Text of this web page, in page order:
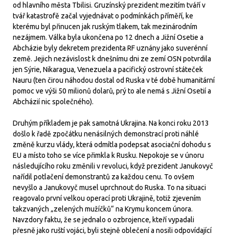
od hlavního města Tbilisi. Gruzínský prezident mezitím tváří v
tvář katastrofě začal vyjednávat o podmínkách příměří, ke
kterému byl přinucen jak ruským tlakem, tak mezinárodním
nezájmem. Válka byla ukončena po 12 dnech a Jižní Osetie a
Abcházie byly dekretem prezidenta RF uznány jako suverénní
země. Jejich nezávislost k dnešnímu dni ze zemí OSN potvrdila
jen Sýrie, Nikaragua, Venezuela a pacifický ostrovní státeček
Nauru (ten čirou náhodou dostal od Ruska v té době humanitární
pomoc ve výši 50 milionů dolarů, prý to ale nemá s Jižní Osetií a
Abcházií nic společného).
Druhým příkladem je pak samotná Ukrajina. Na konci roku 2013
došlo k řadě zpočátku nenásilných demonstrací proti náhlé
změně kurzu vlády, která odmítla podepsat asociační dohodu s
EU a místo toho se více přimkla k Rusku. Nepokoje se v únoru
následujícího roku změnili v revoluci, když prezident Janukovyč
nařídil potlačení demonstrantů za každou cenu. To ovšem
nevyšlo a Janukovyč musel uprchnout do Ruska. To na situaci
reagovalo první velkou operací proti Ukrajině, totiž zjevením
takzvaných „zelených mužíčků“ na Krymu koncem února.
Navzdory faktu, že se jednalo o ozbrojence, kteří vypadali
přesně jako ruští vojáci, byli stejně oblečení a nosili odpovídající